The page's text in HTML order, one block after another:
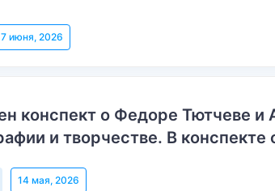
июня, 2026
конспект о Федоре Тютчеве
и творчестве. В
14 мая, 2026